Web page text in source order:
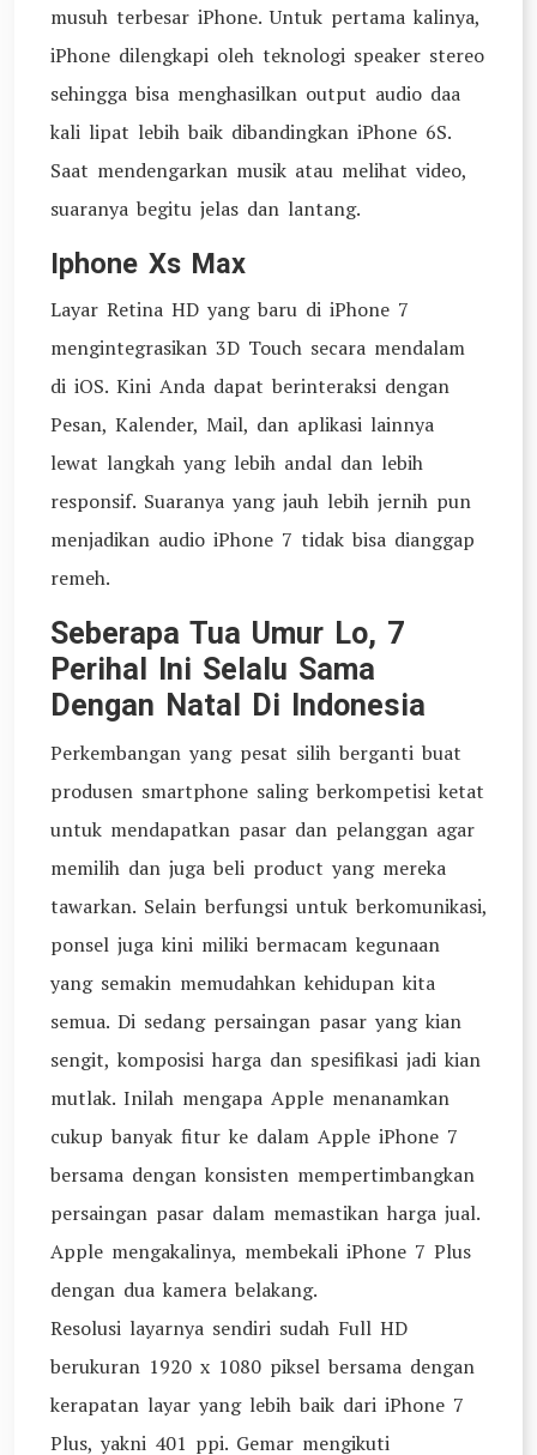
musuh terbesar iPhone. Untuk pertama kalinya,
iPhone dilengkapi oleh teknologi speaker stereo
sehingga bisa menghasilkan output audio daa
kali lipat lebih baik dibandingkan iPhone 6S.
Saat mendengarkan musik atau melihat video,
suaranya begitu jelas dan lantang.
Iphone Xs Max
Layar Retina HD yang baru di iPhone 7
mengintegrasikan 3D Touch secara mendalam
di iOS. Kini Anda dapat berinteraksi dengan
Pesan, Kalender, Mail, dan aplikasi lainnya
lewat langkah yang lebih andal dan lebih
responsif. Suaranya yang jauh lebih jernih pun
menjadikan audio iPhone 7 tidak bisa dianggap
remeh.
Seberapa Tua Umur Lo, 7
Perihal Ini Selalu Sama
Dengan Natal Di Indonesia
Perkembangan yang pesat silih berganti buat
produsen smartphone saling berkompetisi ketat
untuk mendapatkan pasar dan pelanggan agar
memilih dan juga beli product yang mereka
tawarkan. Selain berfungsi untuk berkomunikasi,
ponsel juga kini miliki bermacam kegunaan
yang semakin memudahkan kehidupan kita
semua. Di sedang persaingan pasar yang kian
sengit, komposisi harga dan spesifikasi jadi kian
mutlak. Inilah mengapa Apple menanamkan
cukup banyak fitur ke dalam Apple iPhone 7
bersama dengan konsisten mempertimbangkan
persaingan pasar dalam memastikan harga jual.
Apple mengakalinya, membekali iPhone 7 Plus
dengan dua kamera belakang.
Resolusi layarnya sendiri sudah Full HD
berukuran 1920 x 1080 piksel bersama dengan
kerapatan layar yang lebih baik dari iPhone 7
Plus, yakni 401 ppi. Gemar mengikuti